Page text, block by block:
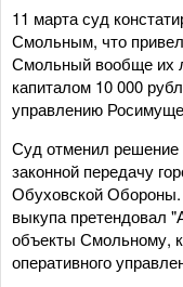
11 марта суд
Смольным, что
Смольный вообще их
капиталом 10 000
управлению
Суд отменил решение
законной передачу
Обуховской
выкупа претендовал
объекты Смольному,
оперативного